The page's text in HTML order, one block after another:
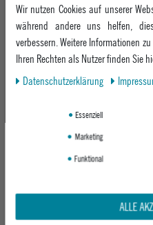
RED CHROME
Wir nutzen Cookies auf unserer
während andere uns helfen,
verbessern. Weitere Informationen
Ihren Rechten als Nutzer finden Sie
Daten­schutz­erklärung
Essenziell
Marketing
Funktional
ALLE